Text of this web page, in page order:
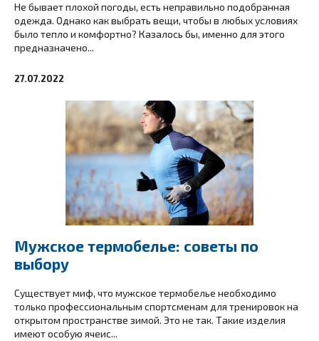
Не бывает плохой погоды, есть неправильно подобранная
одежда. Однако как выбрать вещи, чтобы в любых условиях
было тепло и комфортно? Казалось бы, именно для этого
предназначено...
27.07.2022
Мужское термобелье: советы по
выбору
Существует миф, что мужское термобелье необходимо
только профессиональным спортсменам для тренировок на
открытом пространстве зимой. Это не так. Такие изделия
имеют особую ячеис...